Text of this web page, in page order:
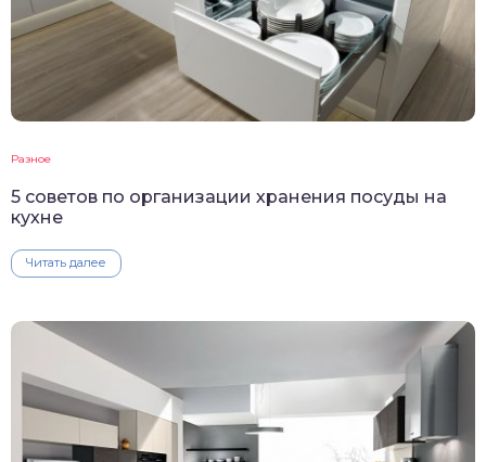
Разное
5 советов по организации хранения посуды на
кухне
Читать далее